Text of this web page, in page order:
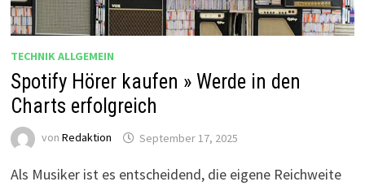
TECHNIK ALLGEMEIN
Spotify Hörer kaufen » Werde in den
Charts erfolgreich
von Redaktion September 17, 2025
Als Musiker ist es entscheidend, die eigene Reichweite